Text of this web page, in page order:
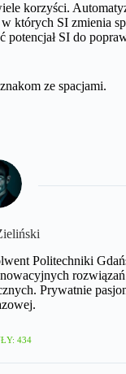
korzyści.
których SI zmienia
SI do
ze spacjami.
Politechniki
Prywatnie
434